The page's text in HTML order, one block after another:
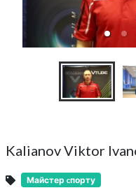
Kalianov Viktor
Майстер cпорту